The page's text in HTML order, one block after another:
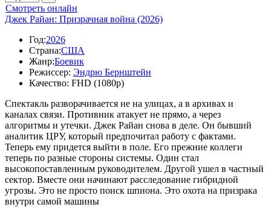
Смотреть онлайн
Джек Райан: Призрачная война (2026)
Год:2026
Страна:США
Жанр:Боевик
Режиссер: Эндрю Бернштейн
Качество: FHD (1080p)
Спектакль разворачивается не на улицах, а в архивах и
каналах связи. Противник атакует не прямо, а через
алгоритмы и утечки. Джек Райан снова в деле. Он бывший
аналитик ЦРУ, который предпочитал работу с фактами.
Теперь ему придется выйти в поле. Его прежние коллеги
теперь по разные стороны системы. Один стал
высокопоставленным руководителем. Другой ушел в частный
сектор. Вместе они начинают расследование гибридной
угрозы. Это не просто поиск шпиона. Это охота на призрака
внутри самой машины